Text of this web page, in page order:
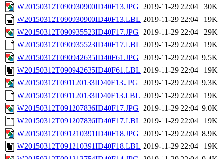
W20150312T090930900ID40F13.JPG 2019-11-29 22:04
30K
W20150312T090930900ID40F13.LBL 2019-11-29 22:04
19K
W20150312T090935523ID40F17.JPG 2019-11-29 22:04
29K
W20150312T090935523ID40F17.LBL 2019-11-29 22:04
19K
W20150312T090942635ID40F61.JPG 2019-11-29 22:04 9.5K
W20150312T090942635ID40F61.LBL 2019-11-29 22:04
19K
W20150312T091120133ID40F13.JPG
2019-11-29 22:04 9.3K
W20150312T091120133ID40F13.LBL 2019-11-29 22:04
19K
W20150312T091207836ID40F17.JPG 2019-11-29 22:04 9.0K
W20150312T091207836ID40F17.LBL 2019-11-29 22:04
19K
W20150312T091210391ID40F18.JPG 2019-11-29 22:04 8.9K
W20150312T091210391ID40F18.LBL 2019-11-29 22:04
19K